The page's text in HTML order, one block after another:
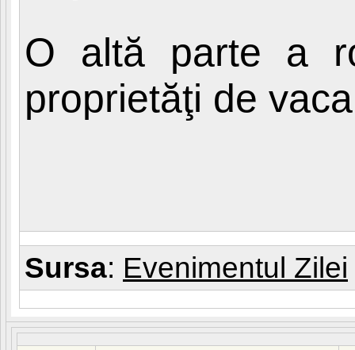
O altă parte a
proprietăţi de
Sursa: Evenimentul Zilei